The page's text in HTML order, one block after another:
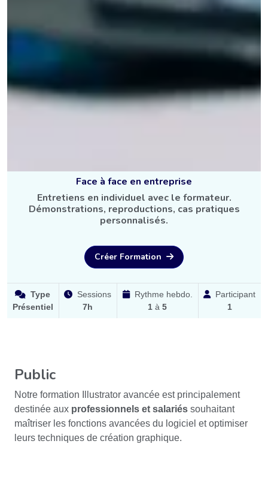
Face à face en entreprise
Entretiens en individuel avec le formateur.
Démonstrations, reproductions, cas pratiques
personnalisés.
Créer Formation
Type
Présentiel
Sessions
7h
Rythme hebdo.
1 à5
Participant
1
Public
Notre formation Illustrator avancée est principalement
destinée aux professionnels et salariés souhaitant
maîtriser les fonctions avancées du logiciel et optimiser
leurs techniques de création graphique.